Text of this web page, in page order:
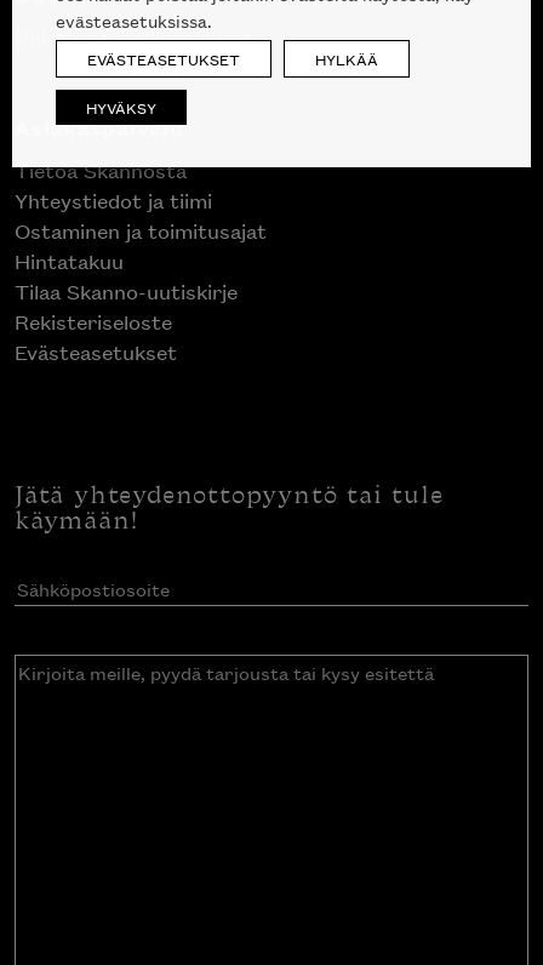
Poistuvat mallikappaleet
Asiakaspalvelu
Tietoa Skannosta
Yhteystiedot ja tiimi
Ostaminen ja toimitusajat
Hintatakuu
Tilaa Skanno-uutiskirje
Rekisteriseloste
Evästeasetukset
Jätä yhteydenottopyyntö tai tule
käymään!
Sähköpostiosoite(Pakollinen)
Kirjoita
evästeasetuksissa.
EVÄSTEASETUKSET HYLKÄÄ
HYVÄKSY